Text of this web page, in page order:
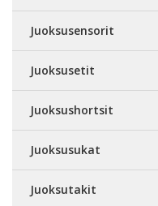
Juoksusensorit
Juoksusetit
Juoksushortsit
Juoksusukat
Juoksutakit